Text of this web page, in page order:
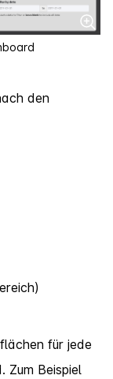
den
für jede
Zum Beispiel